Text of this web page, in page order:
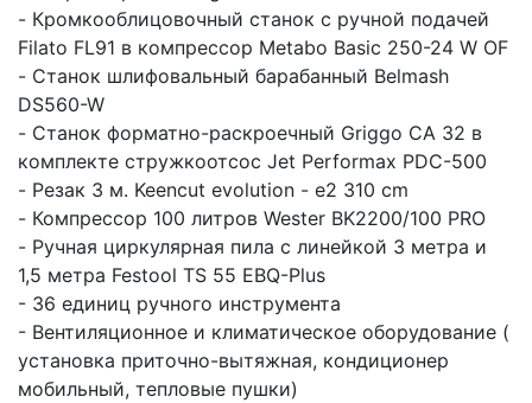
- Кромкооблицовочный станок с ручной подачей
Filato FL91 в компрессор Metabo Basic 250-24 W OF
- Станок шлифовальный барабанный Belmash
DS560-W
- Станок форматно-раскроечный Griggo CA 32 в
комплекте стружкоотсос Jet Performax PDC-500
- Резак 3 м. Keencut evolution - e2 310 cm
- Компрессор 100 литров Wester BK2200/100 PRO
- Ручная циркулярная пила с линейкой 3 метра и
1,5 метра Festool TS 55 EBQ-Plus
- 36 единиц ручного инструмента
- Вентиляционное и климатическое оборудование (
установка приточно-вытяжная, кондиционер
мобильный, тепловые пушки)